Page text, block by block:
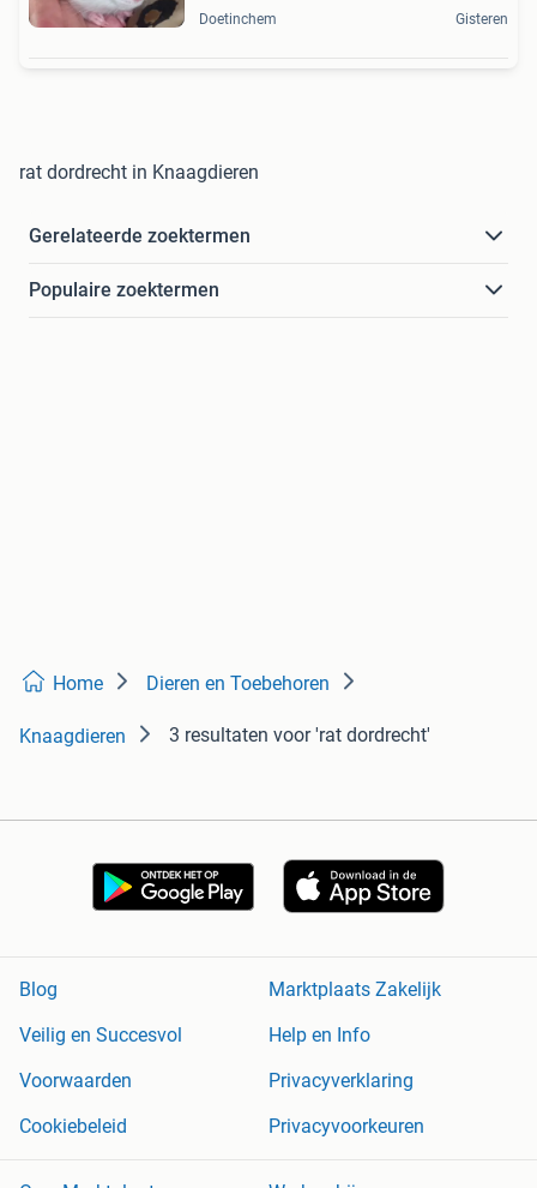
Doetinchem Gisteren
rat dordrecht in Knaagdieren
Gerelateerde zoektermen
Populaire zoektermen
Home Dieren en Toebehoren
Knaagdieren 3 resultaten voor 'rat dordrecht'
Blog
Marktplaats Zakelijk
Veilig en Succesvol
Help en Info
Voorwaarden
Privacyverklaring
Cookiebeleid
Privacyvoorkeuren